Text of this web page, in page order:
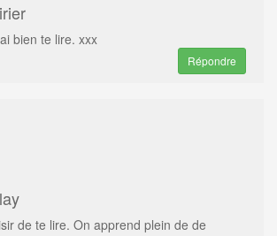
bien te lire. xxx
Répondre
de te lire. On apprend plein de de